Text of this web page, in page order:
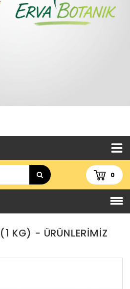
0
KG) - ÜRÜNLERIMIZ